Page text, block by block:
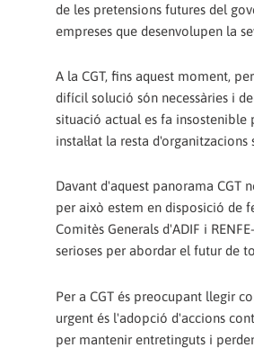
de les pretensions futures del
empreses que desenvolupen la
A la CGT, fins aquest moment,
difícil solució són necessàries i
situació actual es fa insostenible
instal·lat la resta d'organitzacions
Davant d'aquest panorama CGT
per això estem en disposició de
Comitès Generals d'ADIF i
serioses per abordar el futur de
Per a CGT és preocupant llegir
urgent és l'adopció d'accions
per mantenir entretinguts i